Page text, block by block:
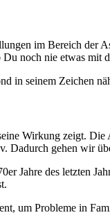
im Bereich
noch nie etwas mit
in seinem Zeichen
Wirkung zeigt.
Dadurch gehen wir
Jahre des letzten J
um Probleme in